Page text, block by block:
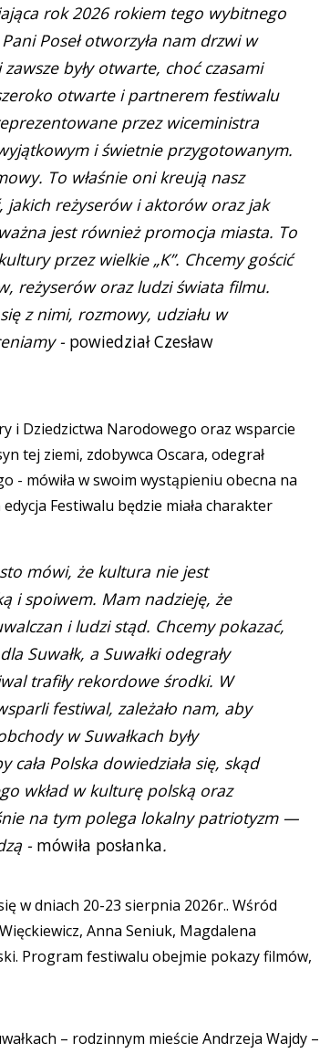
rok 2026 rokiem tego wybitnego
Poseł otworzyła nam drzwi w
były otwarte, choć czasami
otwarte i partnerem festiwalu
przez wiceministra
i świetnie przygotowanym.
To właśnie oni kreują nasz
reżyserów i aktorów oraz jak
jest również promocja miasta. To
przez wielkie „K”. Chcemy gościć
reżyserów oraz ludzi świata filmu.
z nimi, rozmowy, udziału w
- powiedział Czesław
i Dziedzictwa Narodowego oraz wsparcie
tej ziemi, zdobywca Oscara, odegrał
- mówiła w swoim wystąpieniu obecna na
Festiwalu będzie miała charakter
mówi, że kultura nie jest
i spoiwem. Mam nadzieję, że
i ludzi stąd. Chcemy pokazać,
Suwałk, a Suwałki odegrały
trafiły rekordowe środki. W
festiwal, zależało nam, aby
w Suwałkach były
Polska dowiedziała się, skąd
wkład w kulturę polską oraz
na tym polega lokalny patriotyzm —
- mówiła posłanka.
w dniach 20-23 sierpnia 2026r.. Wśród
Anna Seniuk, Magdalena
Program festiwalu obejmie pokazy filmów,
– rodzinnym mieście Andrzeja Wajdy –